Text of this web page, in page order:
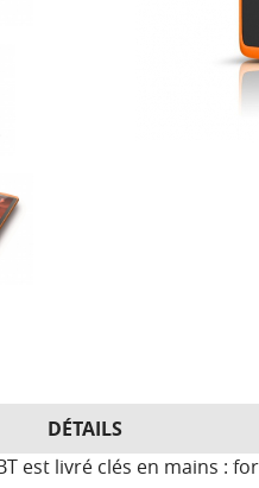
DÉTAILS
est livré clés en mains :